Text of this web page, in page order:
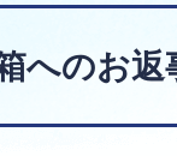
へのお返